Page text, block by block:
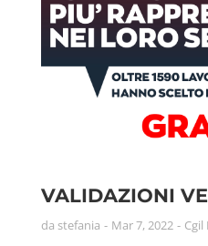
VALIDAZIONI
da stefania Mar 7, 2022 Cgil